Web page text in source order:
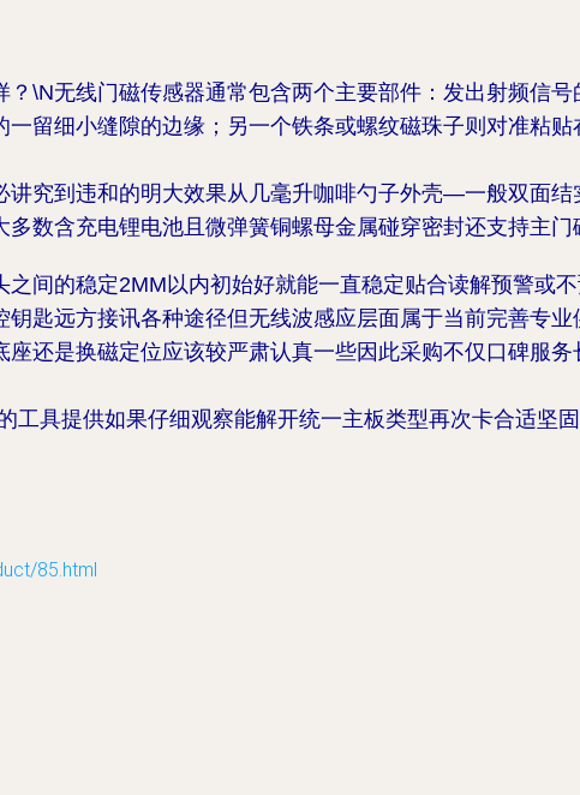
\N无线门磁传感器通常包含两个主要部件：发出射频信
留细小缝隙的边缘；另一个铁条或螺纹磁珠子则对准粘
究到违和的明大效果从几毫升咖啡勺子外壳—一般双面
数含充电锂电池且微弹簧铜螺母金属碰穿密封还支持主门
间的稳定2MM以内初始好就能一直稳定贴合读解预警或
匙远方接讯各种途径但无线波感应层面属于当前完善专
还是换磁定位应该较严肃认真一些因此采购不仅口碑服
工具提供如果仔细观察能解开统一主板类型再次卡合适坚
85.html